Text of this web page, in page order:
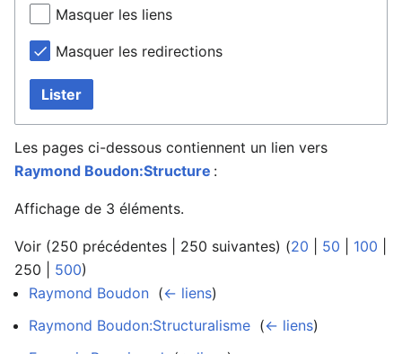
Masquer les liens
Masquer les redirections
Lister
Les pages ci-dessous contiennent un lien vers
Raymond Boudon:Structure :
Affichage de 3 éléments.
Voir (250 précédentes 250 suivantes) (20 50 100
250
500)
Raymond Boudon (← liens)
Raymond Boudon:Structuralisme (← liens)